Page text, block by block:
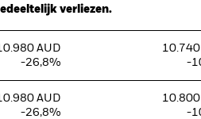
verliezen.
AUD
-26,8%
10.740
-
AUD
-26,8%
10.800
-